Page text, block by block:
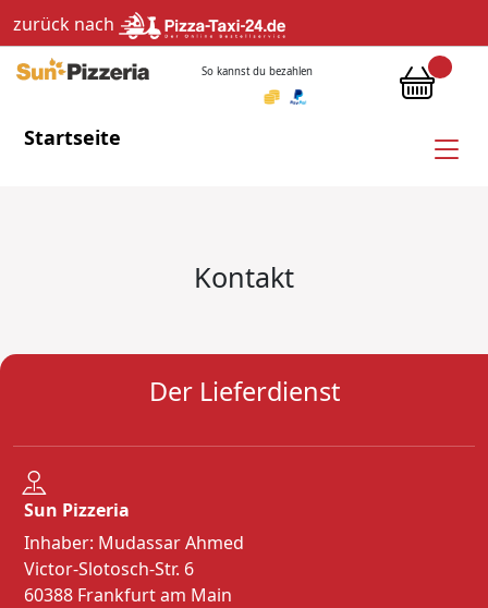
zurück nach
So kannst du bezahlen
Startseite
Kontakt
Der Lieferdienst
Sun Pizzeria
Inhaber: Mudassar Ahmed
Victor-Slotosch-Str. 6
60388 Frankfurt am Main